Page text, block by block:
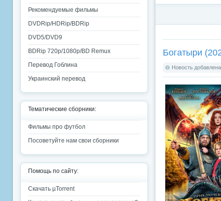
Богатыри
Новость
Рекомендуемые фильмы
DVDRip/HDRip/BDRip
DVD5/DVD9
BDRip 720p/1080p/BD Remux
Перевод Гоблина
Украинский перевод
Тематические сборники:
Фильмы про футбол
Посоветуйте нам свои сборники
Помощь по сайту:
Скачать µTorrent